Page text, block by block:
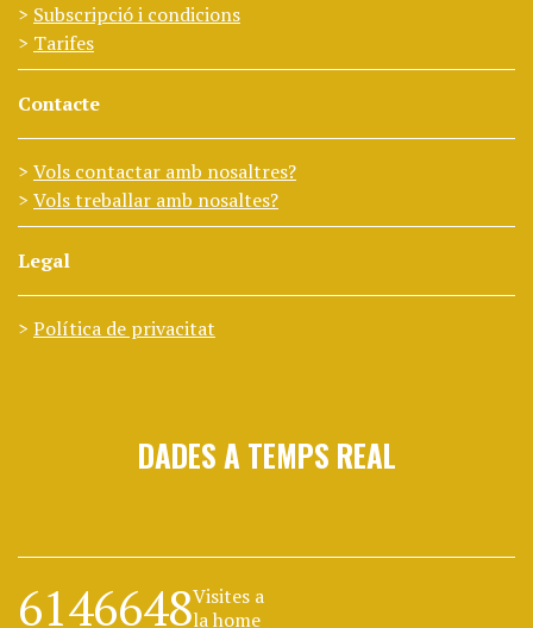
Subscripció i condicions
Tarifes
Contacte
Vols contactar amb nosaltres?
Vols treballar amb nosaltes?
Legal
Política de privacitat
DADES A TEMPS REAL
6146648Visites a
la home